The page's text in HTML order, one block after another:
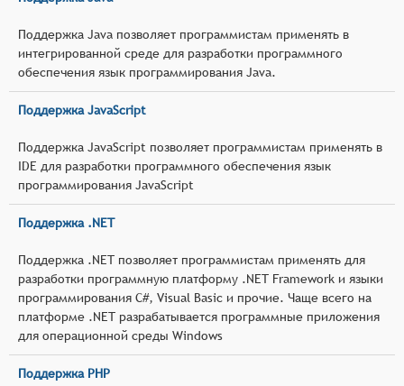
Поддержка Java позволяет программистам применять в
интегрированной среде для разработки программного
обеспечения язык программирования Java.
Поддержка JavaScript
Поддержка JavaScript позволяет программистам применять в
IDE для разработки программного обеспечения язык
программирования JavaScript
Поддержка .NET
Поддержка .NET позволяет программистам применять для
разработки программную платформу .NET Framework и языки
программирования C#, Visual Basic и прочие. Чаще всего на
платформе .NET разрабатывается программные приложения
для операционной среды Windows
Поддержка PHP